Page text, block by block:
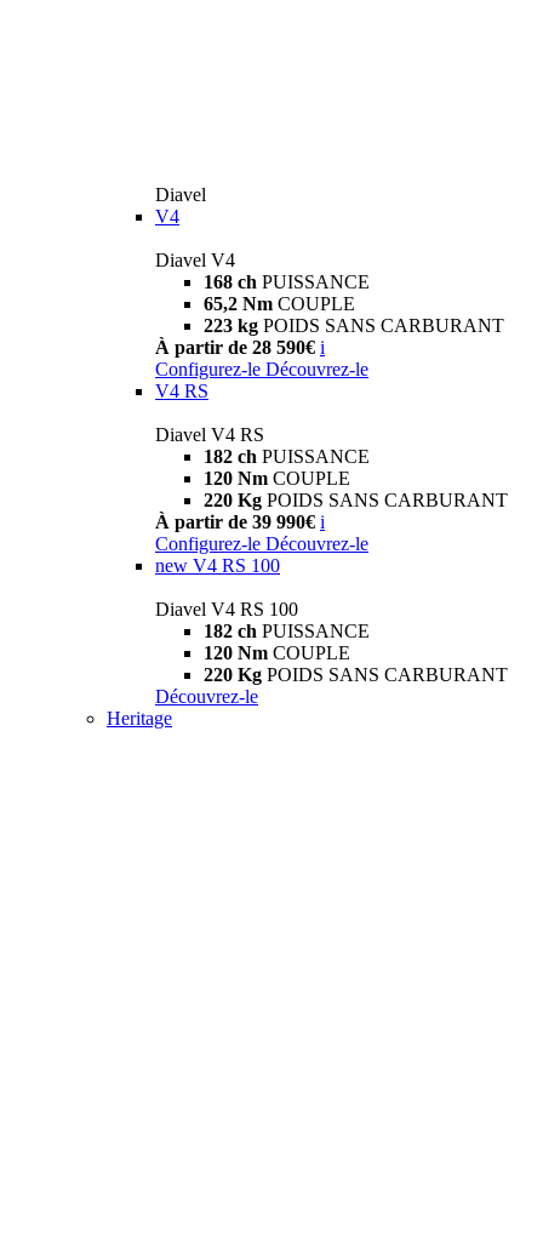
Diavel
V4
Diavel V4
168 ch PUISSANCE
65,2 Nm COUPLE
223 kg POIDS SANS CARBURANT
À partir de 28 590€ i
Configurez-le Découvrez-le
V4 RS
Diavel V4 RS
182 ch PUISSANCE
120 Nm COUPLE
220 Kg POIDS SANS CARBURANT
À partir de 39 990€ i
Configurez-le Découvrez-le
new V4 RS 100
Diavel V4 RS 100
182 ch PUISSANCE
120 Nm COUPLE
220 Kg POIDS SANS CARBURANT
Découvrez-le
Heritage